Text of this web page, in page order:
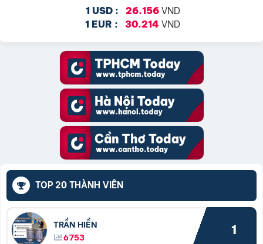
1 USD : 26.156VND
1 EUR : 30.214 VND
TOP 20 THÀNH VIÊN
TRẦN HIỀN
6753
1